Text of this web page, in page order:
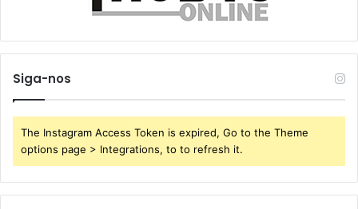
Siga-nos
The Instagram Access Token is expired, Go to the Theme
options page > Integrations, to to refresh it.